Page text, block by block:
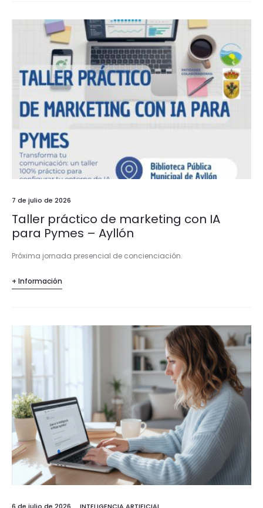
7 de julio de 2026
Taller práctico de marketing con IA
para Pymes – Ayllón
Próxima jornada presencial de concienciación.
+ Información